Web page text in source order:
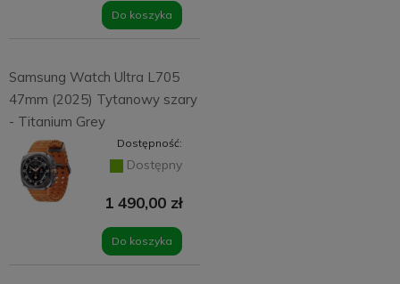
Do koszyka
Samsung Watch Ultra L705
47mm (2025) Tytanowy szary
- Titanium Grey
Dostępność:
Dostępny
1 490,00 zł
Do koszyka